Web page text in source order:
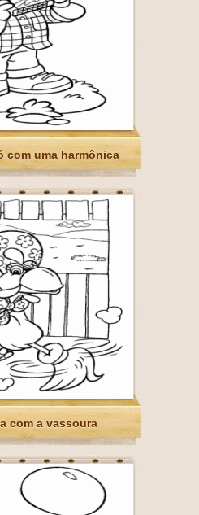
com uma harmônica
com a vassoura